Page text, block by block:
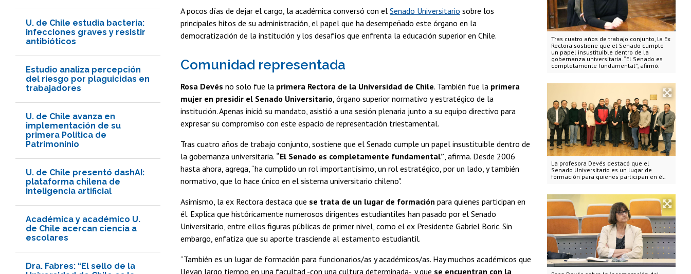
U. de Chile estudia bacteria:
infecciones graves y resistir
antibióticos
Estudio analiza percepción
del riesgo por plaguicidas en
trabajadores
U. de Chile avanza en
implementación de su
primera Política de
Patrimoninio
U. de Chile presentó dashAI:
plataforma chilena de
inteligencia artificial
Académica y académico U.
de Chile acercan ciencia a
escolares
Dra. Fabres: “El sello de la
Tras cuatro años de trabajo conjunto, la Ex
Rectora sostiene que el Senado cumple
un papel insustituible dentro de la
gobernanza universitaria. “El Senado es
completamente fundamental”, afirmó.
La profesora Devés destacó que el
Senado Universitario es un lugar de
formación para quienes participan en él.
A pocos días de dejar el cargo, la académica conversó con el Senado Universitario sobre los
principales hitos de su administración, el papel que ha desempeñado este órgano en la
democratización de la institución y los desafíos que enfrenta la educación superior en Chile.
Comunidad representada
Rosa Devés no solo fue la primera Rectora de la Universidad de Chile. También fue la primera
mujer en presidir el Senado Universitario , órgano superior normativo y estratégico de la
institución. Apenas inició su mandato, asistió a una sesión plenaria junto a su equipo directivo para
expresar su compromiso con este espacio de representación triestamental.
Tras cuatro años de trabajo conjunto, sostiene que el Senado cumple un papel insustituible dentro de
la gobernanza universitaria. “El Senado es completamente fundamental” , afirma. Desde 2006
hasta ahora, agrega, “ha cumplido un rol importantísimo, un rol estratégico, por un lado, y también
normativo, que lo hace único en el sistema universitario chileno".
Asimismo, la ex Rectora destaca que se trata de un lugar de formación para quienes participan en
él. Explica que históricamente numerosos dirigentes estudiantiles han pasado por el Senado
Universitario, entre ellos figuras públicas de primer nivel, como el ex Presidente Gabriel Boric. Sin
embargo, enfatiza que su aporte trasciende al estamento estudiantil.
“También es un lugar de formación para funcionarios/as y académicos/as. Hay muchos académicos que
llevan largo tiempo en una facultad -con una cultura determinada-, y que se encuentran con la